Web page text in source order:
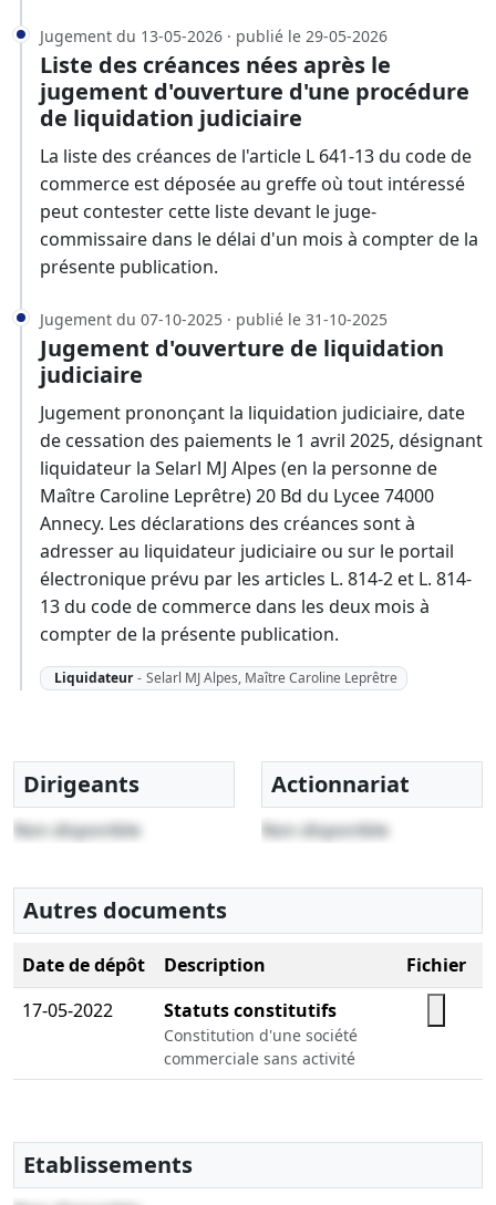
Jugement du 13-05-2026 · publié le 29-05-2026
Liste des créances nées après le
jugement d'ouverture d'une procédure
de liquidation judiciaire
La liste des créances de l'article L 641-13 du code de
commerce est déposée au greffe où tout intéressé
peut contester cette liste devant le juge-
commissaire dans le délai d'un mois à compter de la
présente publication.
Jugement du 07-10-2025 · publié le 31-10-2025
Jugement d'ouverture de liquidation
judiciaire
Jugement prononçant la liquidation judiciaire, date
de cessation des paiements le 1 avril 2025, désignant
liquidateur la Selarl MJ Alpes (en la personne de
Maître Caroline Leprêtre) 20 Bd du Lycee 74000
Annecy. Les déclarations des créances sont à
adresser au liquidateur judiciaire ou sur le portail
électronique prévu par les articles L. 814-2 et L. 814-
13 du code de commerce dans les deux mois à
compter de la présente publication.
Liquidateur - Selarl MJ Alpes, Maître Caroline Leprêtre
Dirigeants
Non disponible
Actionnariat
Non disponible
Autres documents
Date de dépôt Description
Fichier
17-05-2022
Statuts constitutifs
Constitution d'une société
commerciale sans activité
Etablissements